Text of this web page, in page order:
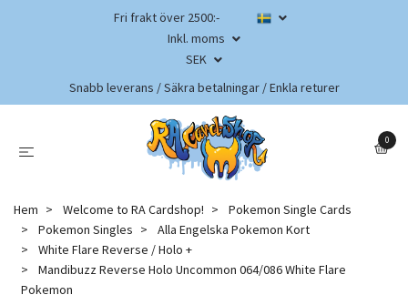
Fri frakt över 2500:-
Inkl. moms
SEK
Snabb leverans / Säkra betalningar / Enkla returer
0
Hem Welcome to RA Cardshop!
Pokemon Single Cards
Pokemon Singles
Alla Engelska Pokemon Kort
White Flare Reverse / Holo +
Mandibuzz Reverse Holo Uncommon 064/086 White Flare
Pokemon